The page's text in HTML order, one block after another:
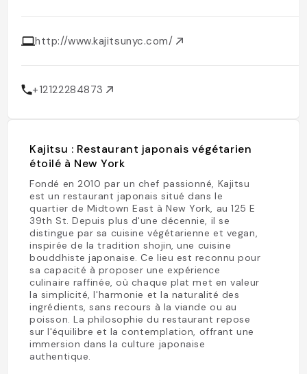
http://www.kajitsunyc.com/
+12122284873
Kajitsu : Restaurant japonais végétarien
étoilé à New York
Fondé en 2010 par un chef passionné, Kajitsu
est un restaurant japonais situé dans le
quartier de Midtown East à New York, au 125 E
39th St. Depuis plus d'une décennie, il se
distingue par sa cuisine végétarienne et vegan,
inspirée de la tradition shojin, une cuisine
bouddhiste japonaise. Ce lieu est reconnu pour
sa capacité à proposer une expérience
culinaire raffinée, où chaque plat met en valeur
la simplicité, l'harmonie et la naturalité des
ingrédients, sans recours à la viande ou au
poisson. La philosophie du restaurant repose
sur l'équilibre et la contemplation, offrant une
immersion dans la culture japonaise
authentique.